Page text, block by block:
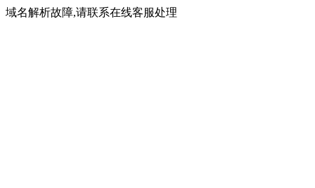
域名解析故障,请联系在线客服处理